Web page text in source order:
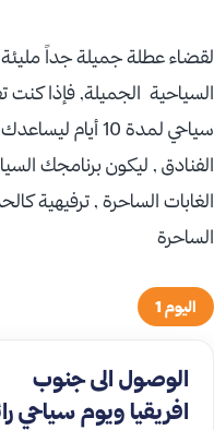
لقضاء عطلة جميلة جداً مليئة
السياحية الجميلة, فإذا
سياحي لمدة 10
الفنادق , ليكون برنامجك
الغابات الساحرة , ترفيهية
الساحرة
اليوم 1
الوصول الى جنوب
افريقيا ويوم سياحي